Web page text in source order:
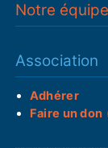
Notre équipe
Association
Adhérer
Faire un don